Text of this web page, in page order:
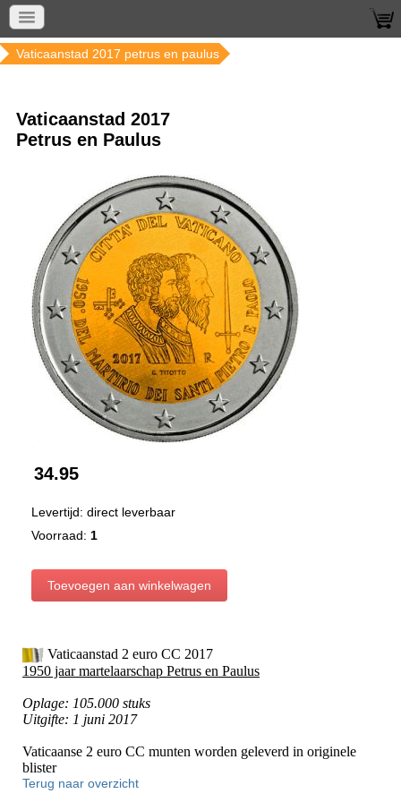
Home
Vaticaanstad 2017 petrus en paulus
Vaticaanstad 2017
Petrus en Paulus
34.95
Levertijd: direct leverbaar
Voorraad: 1
Vaticaanstad 2 euro CC 2017
1950 jaar martelaarschap Petrus en Paulus
Oplage: 105.000 stuks
Uitgifte: 1 juni 2017
Vaticaanse 2 euro CC munten worden geleverd in originele
blister
Terug naar overzicht